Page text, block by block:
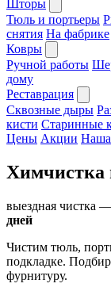
Шторы
Тюль и портьеры
снятия На фабрике
Ковры
Ручной работы
дому
Реставрация
Сквозные дыры
кисти Старинные
Цены Акции Наша
Химчистка
выездная чистка —
дней
Чистим тюль,
подкладке.
фурнитуру.